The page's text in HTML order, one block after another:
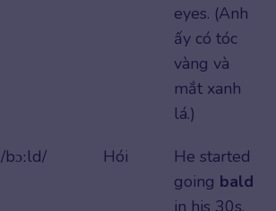
eyes. (Anh
ấy có tóc
vàng và
mắt xanh
lá.)
/bɔːld/ Hói
He started
going bald
in his 30s.